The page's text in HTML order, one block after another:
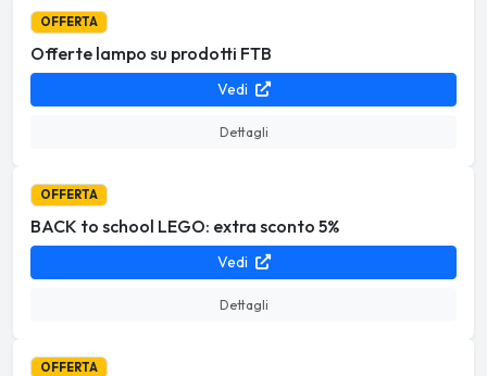
OFFERTA
Offerte lampo su prodotti FTB
Vedi
Dettagli
OFFERTA
BACK to school LEGO: extra sconto 5%
Vedi
Dettagli
OFFERTA